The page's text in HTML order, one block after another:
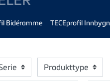
Bidéramme TECEprofil
Produkttype